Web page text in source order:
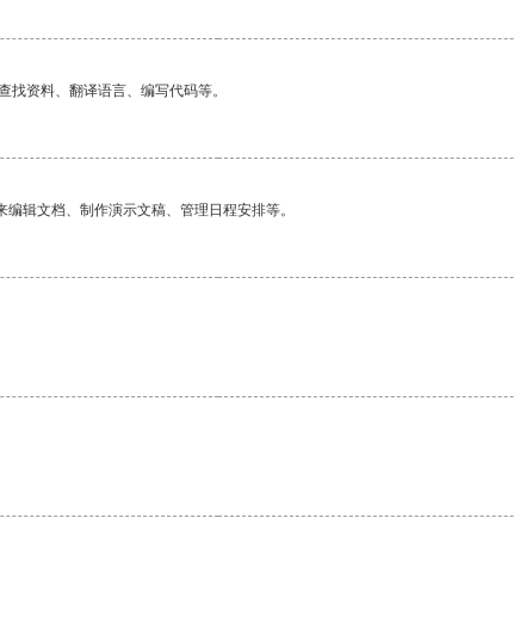
资料、翻译语言、编写代码等。
辑文档、制作演示文稿、管理日程安排等。